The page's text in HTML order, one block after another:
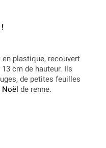
!
plastique, recouvert
cm de hauteur. Ils
de petites feuilles
de renne.